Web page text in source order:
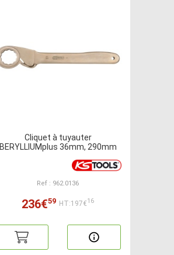
Cliquet à tuyauter
BERYLLIUMplus 36mm, 290mm
Ref : 962.0136
236€59 HT:197€16